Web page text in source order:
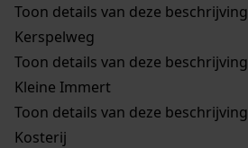
Toon details van deze beschrijving
Kerspelweg
Toon details van deze beschrijving
Kleine Immert
Toon details van deze beschrijving
Kosterij